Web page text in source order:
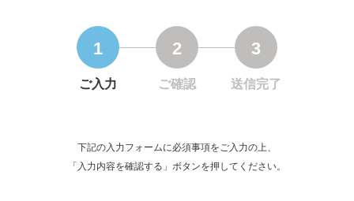
1
ご入力
2
ご確認
3
送信完了
下記の入力フォームに必須事項をご入力の上、
「入力内容を確認する」ボタンを押してください。